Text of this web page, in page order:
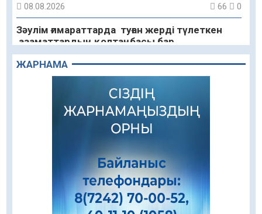
08.08.2026 66 0
Зәулім ғимараттарда туған жерді түлеткен
азаматтардың қолтаңбасы бар
08.08.2026
Даналықтың шырағданы, ой-сананың
Кенеге қарсы залалсыздандыру жұмыстары
жүргізілуде
07.08.2026
ЖАРНАМА